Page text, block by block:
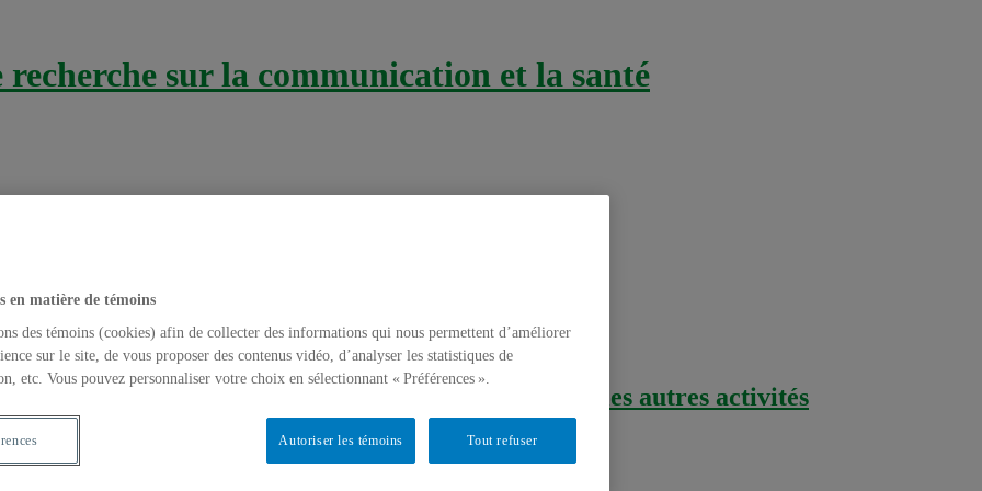
recherche sur la communication et la santé
compte, mais le contexte, le contenu et l’impact sur les autres activités
parentalité Jeunes,Jeux en ligne Usages excessifs d'Internet
en matière de témoins
des témoins (cookies) afin de collecter des informations qui nous permettent d’améliorer
sur le site, de vous proposer des contenus vidéo, d’analyser les statistiques de
etc. Vous pouvez personnaliser votre choix en sélectionnant « Préférences ».
Tout refuser
Autoriser les témoins